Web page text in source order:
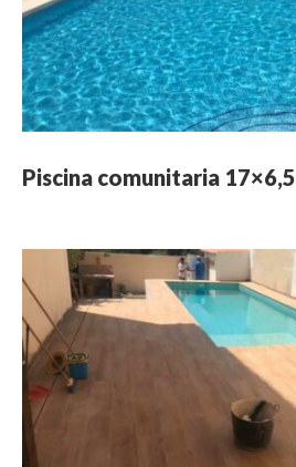
Piscina comunitaria 17×6,5